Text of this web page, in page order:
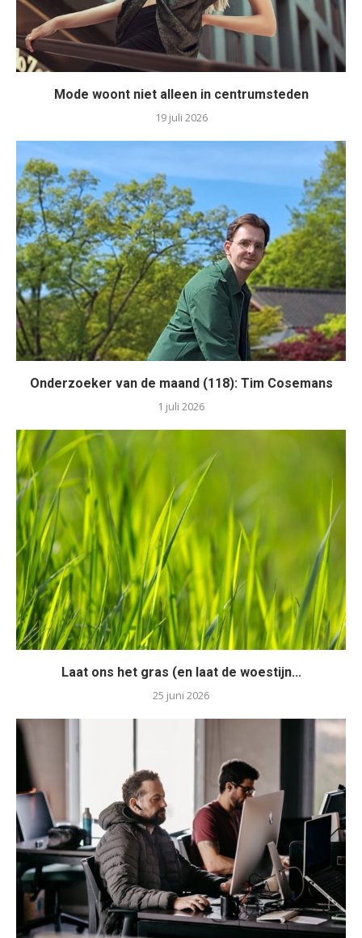
Mode woont niet alleen in centrumsteden
19 juli 2026
Onderzoeker van de maand (118): Tim Cosemans
1 juli 2026
Laat ons het gras (en laat de woestijn...
25 juni 2026